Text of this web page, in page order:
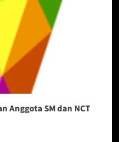
Anggota SM dan NCT